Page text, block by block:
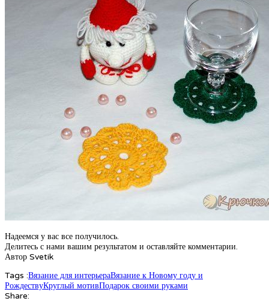
Надеемся у вас все получилось.
Делитесь с нами вашим результатом и оставляйте комментарии.
Автор Svetik
Tags :Вязание для интерьераВязание к Новому году и
РождествуКруглый мотивПодарок своими руками
Share: